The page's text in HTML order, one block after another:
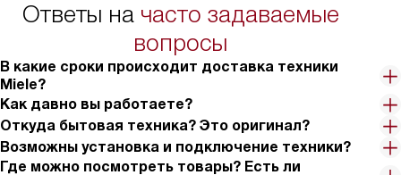
Ответы на часто задаваемые
вопросы
В какие сроки происходит доставка техники
Miele?
Как давно вы работаете?
Откуда бытовая техника? Это оригинал?
Возможны установка и подключение техники?
Где можно посмотреть товары? Есть ли